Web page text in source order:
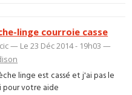
linge courroie casse
— Le 23 Déc 2014 - 19h03 —
linge est cassé et j'ai pas le
pour votre aide